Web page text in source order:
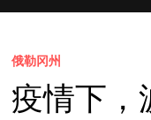
俄勒冈州
疫情下，